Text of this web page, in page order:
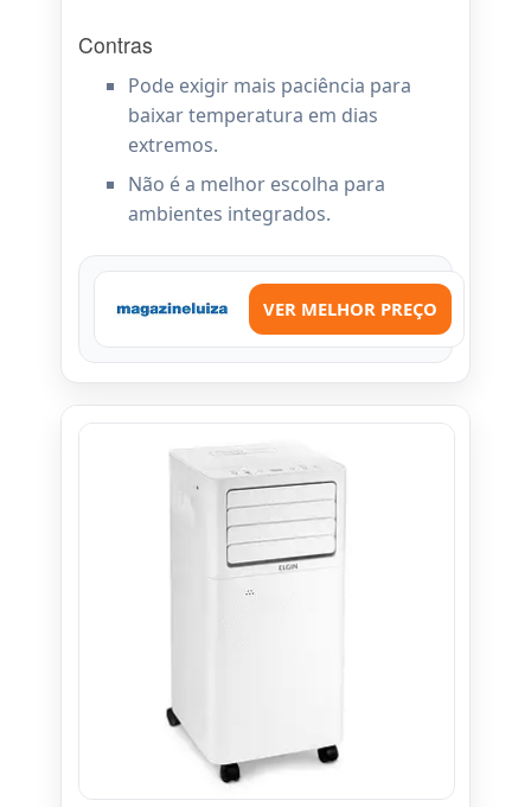
Contras
Pode exigir mais paciência para
baixar temperatura em dias
extremos.
Não é a melhor escolha para
ambientes integrados.
VER MELHOR PREÇO